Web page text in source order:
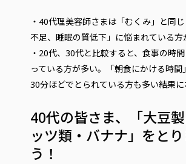
・40代理美容師さまは「むくみ」と同
不足、睡眠の質低下」に悩まれている方
・20代、30代と比較すると、食事の時
っている方が多い。「朝食にかける時間
30分ほどでとられている方も多い結果に
40代の皆さま、「大豆
ッツ類・バナナ」をと
う！